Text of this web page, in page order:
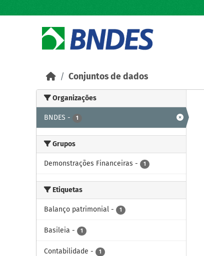
Conjuntos de dados
Organizações
BNDES - 1
Grupos
Demonstrações Financeiras - 1
Etiquetas
Balanço patrimonial - 1
Basileia - 1
Contabilidade - 1